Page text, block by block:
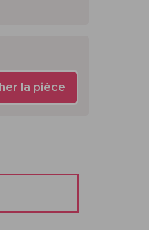
la pièce